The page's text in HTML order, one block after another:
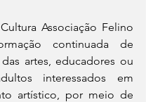
Associação Felino
continuada de
artes, educadores ou
interessados em
artístico, por meio de